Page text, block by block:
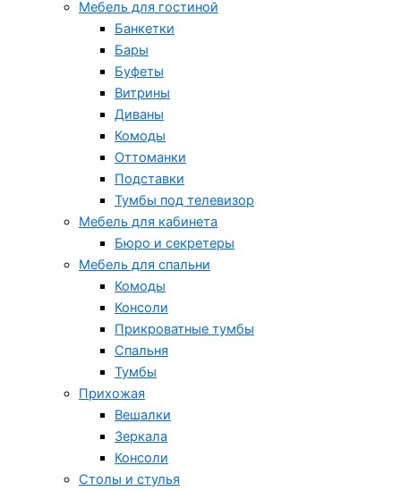
Мебель для гостиной
Банкетки
Бары
Буфеты
Витрины
Диваны
Комоды
Оттоманки
Подставки
Тумбы под телевизор
Мебель для кабинета
Бюро и секретеры
Мебель для спальни
Комоды
Консоли
Прикроватные тумбы
Спальня
Тумбы
Прихожая
Вешалки
Зеркала
Консоли
Столы и стулья